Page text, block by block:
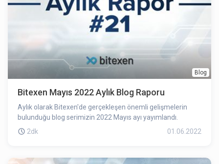
Blog
Bitexen Mayıs 2022 Aylık Blog Raporu
Aylık olarak Bitexen'de gerçekleşen önemli gelişmelerin
bulunduğu blog serimizin 2022 Mayıs ayı yayımlandı.
2dk
01.06.2022